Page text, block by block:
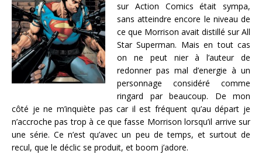
sur Action Comics était sympa,
sans atteindre encore le niveau de
ce que Morrison avait distillé sur All
Star Superman. Mais en tout cas
on ne peut nier à l’auteur de
redonner pas mal d’energie à un
personnage considéré comme
ringard par beaucoup. De mon
côté je ne m’inquiète pas car il est fréquent qu’au départ je
n’accroche pas trop à ce que fasse Morrison lorsqu’il arrive sur
une série. Ce n’est qu’avec un peu de temps, et surtout de
recul, que le déclic se produit, et boom j’adore.